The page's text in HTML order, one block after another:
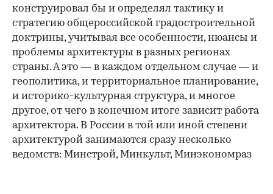
конструировал бы и определял тактику и
стратегию общероссийской градостроительной
доктрины, учитывая все особенности, нюансы и
проблемы архитектуры в разных регионах
страны. А это — в каждом отдельном случае — и
геополитика, и территориальное планирование,
и историко-культурная структура, и многое
другое, от чего в конечном итоге зависит работа
архитектора. В России в той или иной степени
архитектурой занимаются сразу несколько
ведомств: Минстрой, Минкульт, Минэкономраз